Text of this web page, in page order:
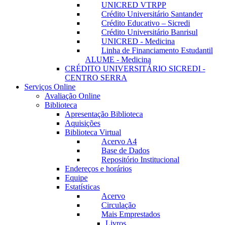
UNICRED VTRPP
Crédito Universitário Santander
Crédito Educativo – Sicredi
Crédito Universitário Banrisul
UNICRED - Medicina
Linha de Financiamento Estudantil
ALUME - Medicina
CRÉDITO UNIVERSITÁRIO SICREDI -
CENTRO SERRA
Serviços Online
Avaliação Online
Biblioteca
Apresentação Biblioteca
Aquisições
Biblioteca Virtual
Acervo A4
Base de Dados
Repositório Institucional
Endereços e horários
Equipe
Estatísticas
Acervo
Circulação
Mais Emprestados